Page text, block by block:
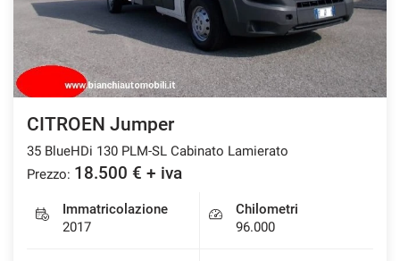
CITROEN Jumper
35 BlueHDi 130 PLM-SL Cabinato Lamierato
Prezzo: 18.500 € + iva
Immatricolazione
2017
Chilometri
96.000